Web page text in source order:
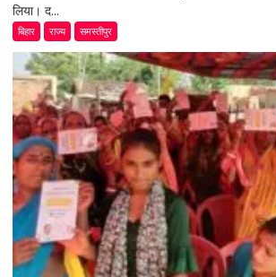
लिया। द...
बिहार राज्य समस्तीपुर